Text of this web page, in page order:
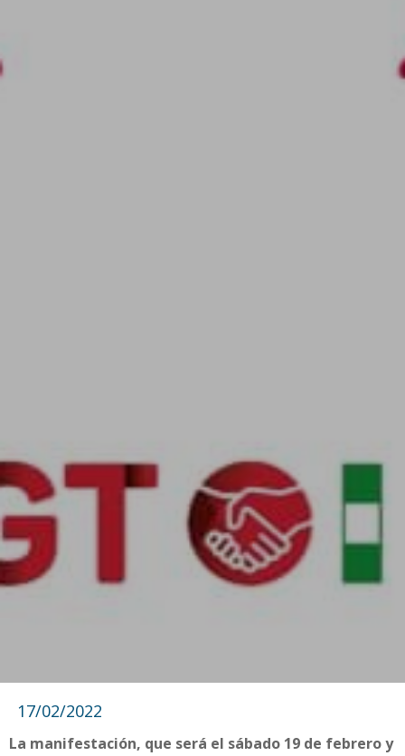
17/02/2022
La manifestación, que será el sábado 19 de febrero y